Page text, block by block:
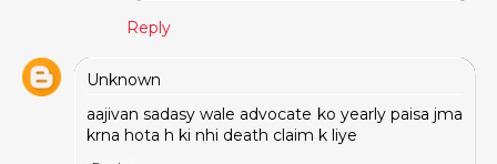
Reply
Unknown
aajivan sadasy wale advocate ko yearly paisa jma
krna hota h ki nhi death claim k liye